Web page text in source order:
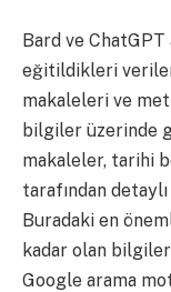
Bard ve
eğitildikleri
makaleleri ve
bilgiler üzerinde
makaleler, tarihi
tarafından
Buradaki en
kadar olan
Google arama